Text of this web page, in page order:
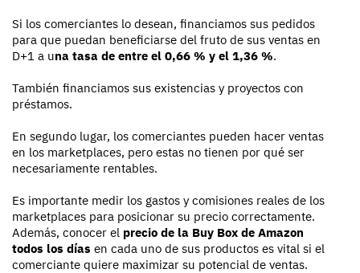
Si los comerciantes lo desean, financiamos sus pedidos
para que puedan beneficiarse del fruto de sus ventas en
D+1 a una tasa de entre el 0,66 % y el 1,36 %.
También financiamos sus existencias y proyectos con
préstamos.
En segundo lugar, los comerciantes pueden hacer ventas
en los marketplaces, pero estas no tienen por qué ser
necesariamente rentables.
Es importante medir los gastos y comisiones reales de los
marketplaces para posicionar su precio correctamente.
Además, conocer el precio de la Buy Box de Amazon
todos los días en cada uno de sus productos es vital si el
comerciante quiere maximizar su potencial de ventas.